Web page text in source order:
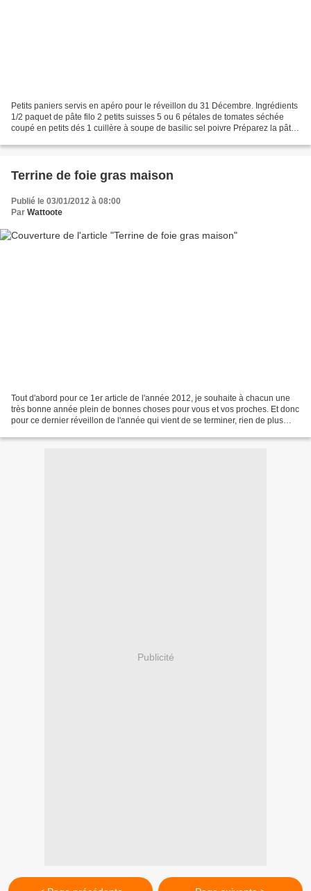
Petits paniers servis en apéro pour le réveillon du 31 Décembre. Ingrédients
1/2 paquet de pâte filo 2 petits suisses 5 ou 6 pétales de tomates séchée
coupé en petits dés 1 cuillère à soupe de basilic sel poivre Préparez la pâte
Terrine de foie gras maison
Publié le 03/01/2012 à 08:00
Par Wattoote
Tout d'abord pour ce 1er article de l'année 2012, je souhaite à chacun une
très bonne année plein de bonnes choses pour vous et vos proches. Et donc
pour ce dernier réveillon de l'année qui vient de se terminer, rien de plus
Publicité